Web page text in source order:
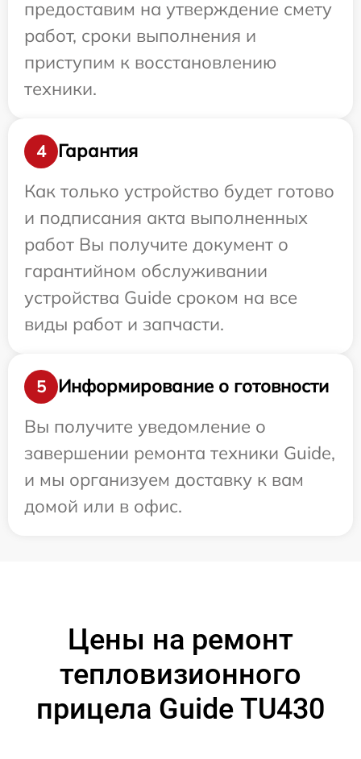
предоставим на утверждение смету
работ, сроки выполнения и
приступим к восстановлению
техники.
4
Гарантия
Как только устройство будет готово
и подписания акта выполненных
работ Вы получите документ о
гарантийном обслуживании
устройства Guide сроком на все
виды работ и запчасти.
5
Информирование о готовности
Вы получите уведомление о
завершении ремонта техники Guide,
и мы организуем доставку к вам
домой или в офис.
Цены на ремонт
тепловизионного
прицела Guide TU430